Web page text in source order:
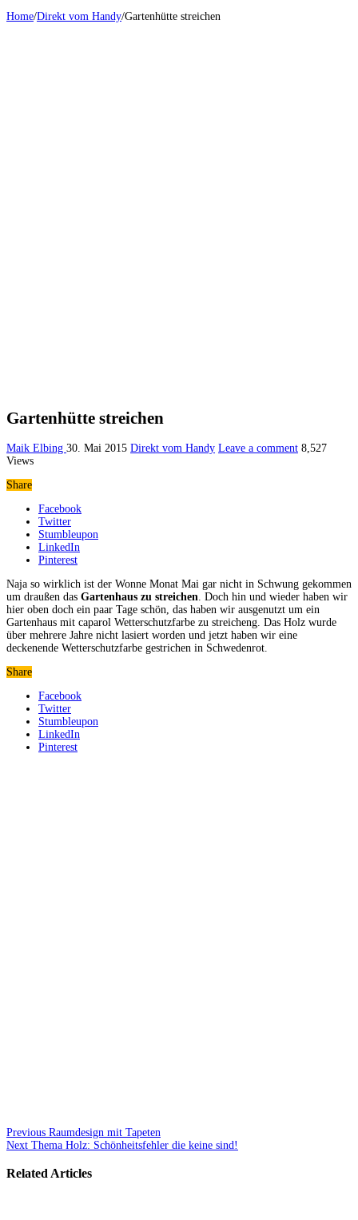
Home/Direkt vom Handy/Gartenhütte streichen
Gartenhütte streichen
Maik Elbing 30. Mai 2015 Direkt vom Handy Leave a comment 8,527
Views
Share
Facebook
Twitter
Stumbleupon
LinkedIn
Pinterest
Naja so wirklich ist der Wonne Monat Mai gar nicht in Schwung gekommen
um draußen das Gartenhaus zu streichen. Doch hin und wieder haben wir
hier oben doch ein paar Tage schön, das haben wir ausgenutzt um ein
Gartenhaus mit caparol Wetterschutzfarbe zu streicheng. Das Holz wurde
über mehrere Jahre nicht lasiert worden und jetzt haben wir eine
deckenende Wetterschutzfarbe gestrichen in Schwedenrot.
Share
Facebook
Twitter
Stumbleupon
LinkedIn
Pinterest
Previous Raumdesign mit Tapeten
Next Thema Holz: Schönheitsfehler die keine sind!
Related Articles